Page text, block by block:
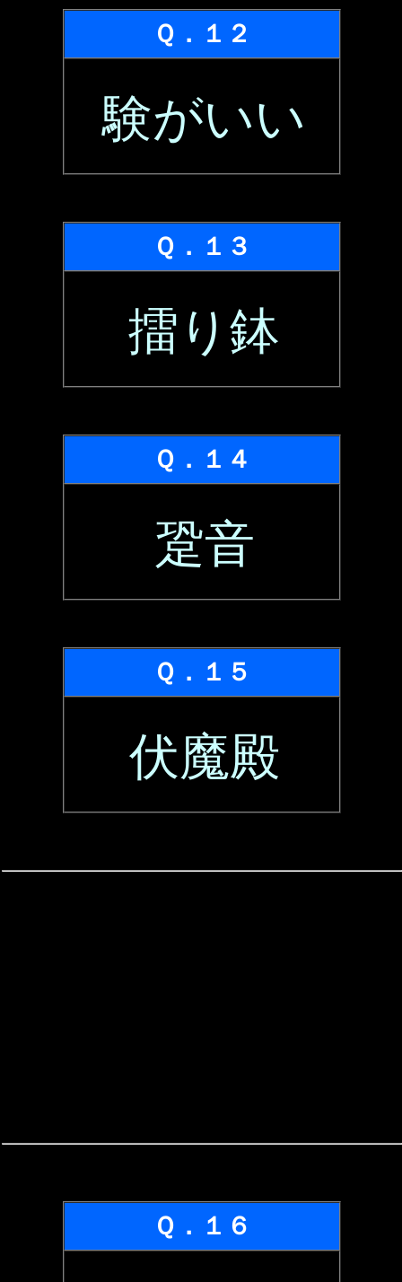
Ｑ．１２
験がいい
Ｑ．１３
擂り鉢
Ｑ．１４
跫音
Ｑ．１５
伏魔殿
Ｑ．１６